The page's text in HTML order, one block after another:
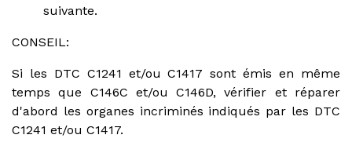
suivante.
CONSEIL:
Si les DTC C1241 et/ou C1417 sont émis en même
temps que C146C et/ou C146D, vérifier et réparer
d'abord les organes incriminés indiqués par les DTC
C1241 et/ou C1417.